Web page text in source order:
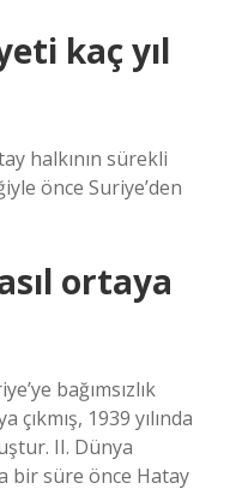
kaç yıl
halkının sürekli
önce Suriye’den
ortaya
bağımsızlık
çıkmış, 1939 yılında
II. Dünya
bir süre önce Hatay